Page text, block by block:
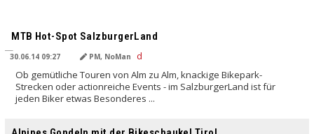
MTB Hot-Spot SalzburgerLand
30.06.14 09:27 PM, NoMan
Ob gemütliche Touren von Alm zu Alm, knackige Bikepark-
Strecken oder actionreiche Events - im SalzburgerLand ist für
jeden Biker etwas Besonderes ...